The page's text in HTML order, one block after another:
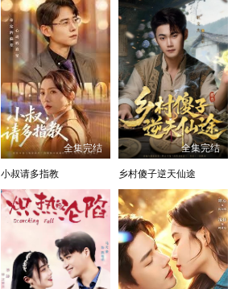
全集完结
小叔请多指教
全集完结
乡村傻子逆天仙途